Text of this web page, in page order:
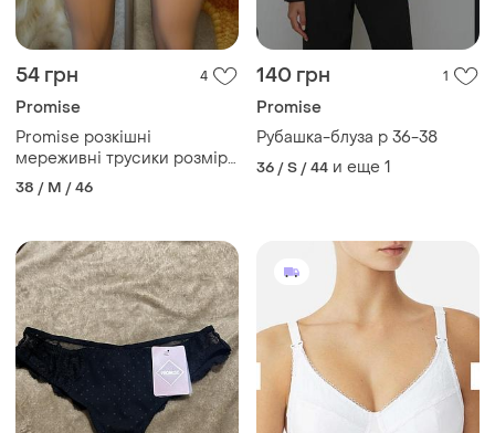
54 грн 4
Promise
Promise розкішні
мереживні трусики розмір
м
38 / M / 46
140 грн 1
Promise
Рубашка-блуза р 36-38
36 / S / 44 и еще 1